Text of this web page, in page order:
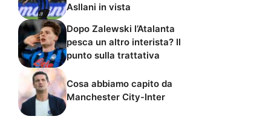
Asllani in vista
Dopo Zalewski l’Atalanta
pesca un altro interista? Il
punto sulla trattativa
Cosa abbiamo capito da
Manchester City-Inter